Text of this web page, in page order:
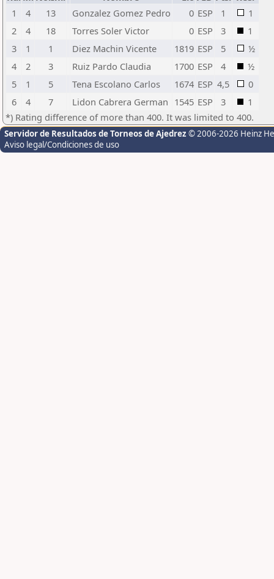
1
4 13 Gonzalez Gomez Pedro 0 ESP 1
1
2
4 18 Torres Soler Victor 0 ESP 3
1
3
1 1 Diez Machin Vicente 1819 ESP 5
½
4
2 3 Ruiz Pardo Claudia 1700 ESP 4
½
5
1 5 Tena Escolano Carlos 1674 ESP 4,5
0
6
4 7 Lidon Cabrera German 1545 ESP 3
1
*) Rating difference of more than 400. It was limited to 400.
Servidor de Resultados de Torneos de Ajedrez © 2006-2026 Heinz
Aviso legal/Condiciones de uso